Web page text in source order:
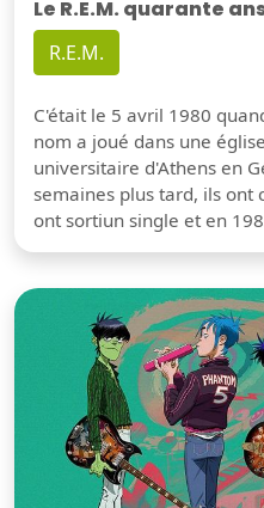
Le R.E.M. quarante
R.E.M.
C'était le 5 avril 1980
nom a joué dans une
universitaire d'Athens en
semaines plus tard, ils ont
ont sortiun single et en